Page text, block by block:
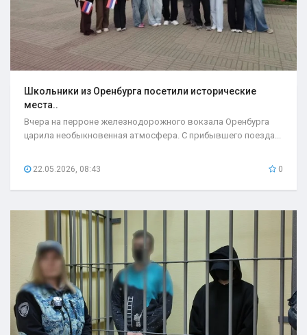
Школьники из Оренбурга посетили исторические
места..
Вчера на перроне железнодорожного вокзала Оренбурга
царила необыкновенная атмосфера. С прибывшего поезда...
22.05.2026, 08:43 0